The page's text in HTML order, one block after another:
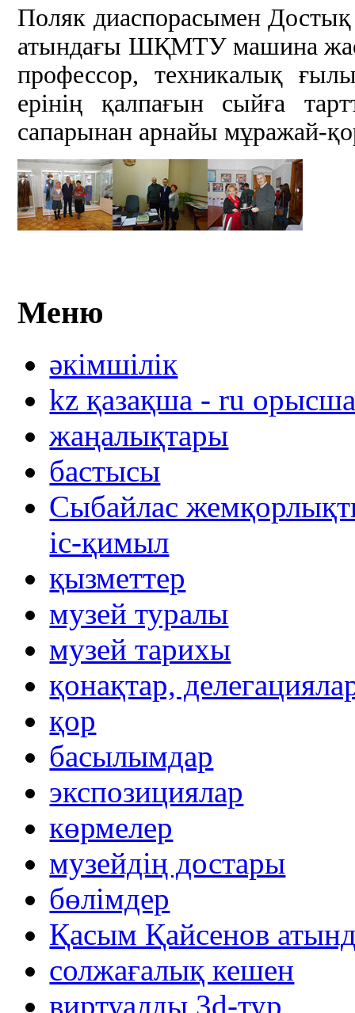
Поляк диаспорасымен Достық
атындағы ШҚМТУ машина
профессор, техникалық
ерінің қалпағын сыйға
сапарынан арнайы мұражай-
Меню
әкімшілік
kz қазақша - ru
жаңалықтары
бастысы
Сыбайлас
іс-қимыл
қызметтер
музей туралы
музей тарихы
қонақтар,
қор
басылымдар
экспозициялар
көрмелер
музейдің достары
бөлімдер
Қасым Қайсенов
солжағалық кешен
виртуалды 3d-тур